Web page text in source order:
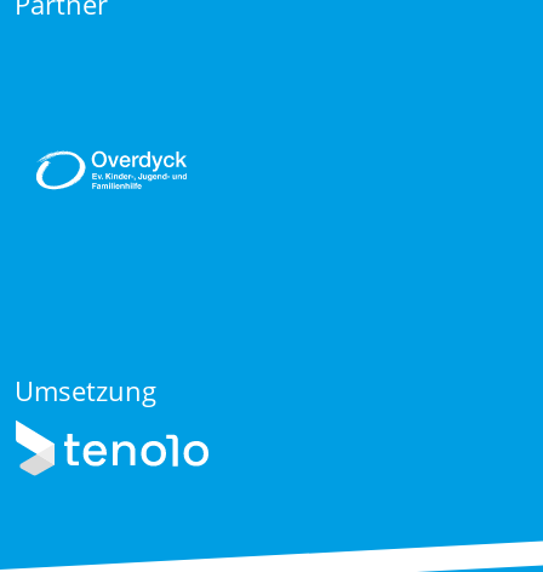
Umsetzung